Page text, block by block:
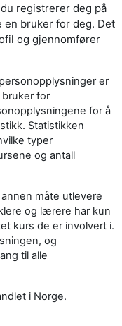
registrerer deg på
en bruker for deg. Det
og gjennomfører
er
for
for å
Statistikken
typer
og antall
måte utlevere
og lærere har kun
kurs de er involvert i.
og
til alle
i Norge.